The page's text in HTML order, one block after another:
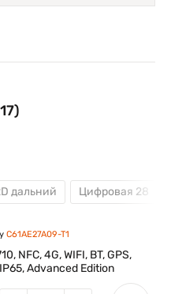
дальний Цифровая 28
C61AE27A09-T1
NFC, 4G, WIFI, BT, GPS,
Advanced Edition